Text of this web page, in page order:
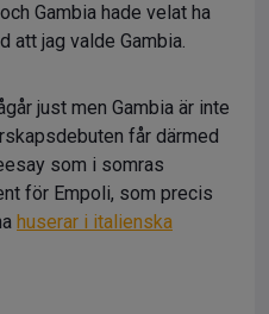
Gambia hade velat ha
att jag valde Gambia.
just men Gambia är inte
får därmed
som i somras
för Empoli, som precis
huserar i italienska